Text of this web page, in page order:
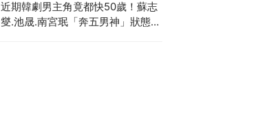
近期韓劇男主角竟都快50歲！蘇志
燮.池晟.南宮珉「奔五男神」狀態